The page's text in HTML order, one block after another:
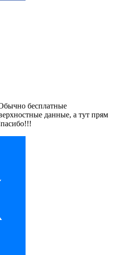
бесплатные
данные, а тут прям